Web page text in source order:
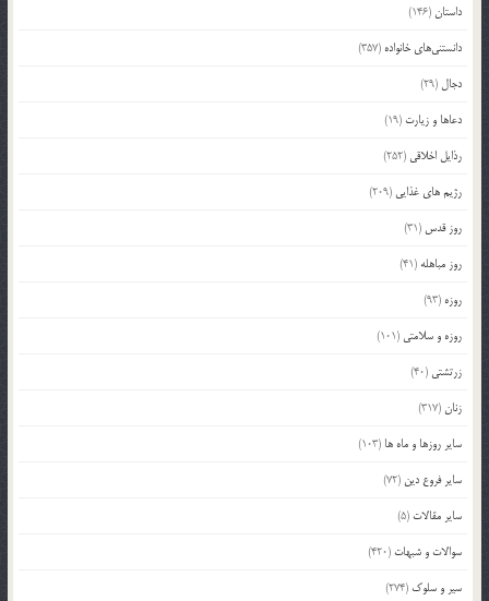
داستان(146)
دانستنی‌های خانواده (357)
دجال (29)
دعاها و زیارت (19)
رذایل اخلاقی (252)
رژیم های غذایی (209)
روز قدس (31)
روز مباهله (41)
روزه (93)
روزه و سلامتی (101)
زرتشتی (40)
زنان(317)
سایر روزها و ماه ها (103)
سایر فروع دین (72)
سایر مقالات (5)
سوالات و شبهات (420)
سیر و سلوک (274)